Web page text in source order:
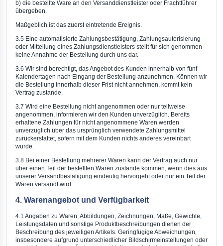
b) die bestellte Ware an den Versanddienstleister oder Frachtführer
übergeben.
Maßgeblich ist das zuerst eintretende Ereignis.
3.5 Eine automatisierte Zahlungsbestätigung, Zahlungsautorisierung
oder Mitteilung eines Zahlungsdienstleisters stellt für sich genommen
keine Annahme der Bestellung durch uns dar.
3.6 Wir sind berechtigt, das Angebot des Kunden innerhalb von fünf
Kalendertagen nach Eingang der Bestellung anzunehmen. Können wir
die Bestellung innerhalb dieser Frist nicht annehmen, kommt kein
Vertrag zustande.
3.7 Wird eine Bestellung nicht angenommen oder nur teilweise
angenommen, informieren wir den Kunden unverzüglich. Bereits
erhaltene Zahlungen für nicht angenommene Waren werden
unverzüglich über das ursprünglich verwendete Zahlungsmittel
zurückerstattet, sofern mit dem Kunden nichts anderes vereinbart
wurde.
3.8 Bei einer Bestellung mehrerer Waren kann der Vertrag auch nur
über einen Teil der bestellten Waren zustande kommen, wenn dies aus
unserer Versandbestätigung eindeutig hervorgeht oder nur ein Teil der
Waren versandt wird.
4. Warenangebot und Verfügbarkeit
4.1 Angaben zu Waren, Abbildungen, Zeichnungen, Maße, Gewichte,
Leistungsdaten und sonstige Produktbeschreibungen dienen der
Beschreibung des jeweiligen Artikels. Geringfügige Abweichungen,
insbesondere aufgrund unterschiedlicher Bildschirmeinstellungen oder